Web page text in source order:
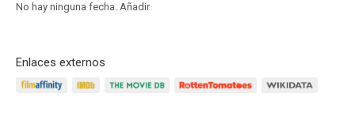
No hay ninguna fecha. Añadir
Enlaces externos